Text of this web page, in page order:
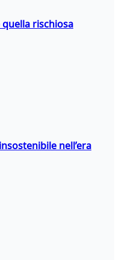
rischiosa
nell’era